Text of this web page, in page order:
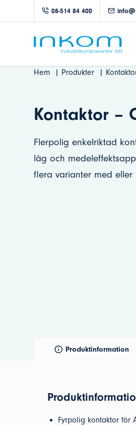
08-514 84 400
Hem Produkter
Kontaktor –
Flerpolig enkelriktad
låg och
flera varianter med eller
Produktinformation
Fyrpolig kontaktor för